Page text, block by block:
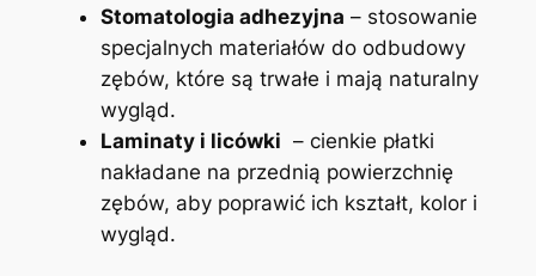
Stomatologia⁣ adhezyjna – stosowanie
specjalnych‌ materiałów⁢ do ⁤odbudowy
zębów, które są ‍trwałe i mają ​naturalny
wygląd.
Laminaty i licówki ​ – cienkie płatki
nakładane na ⁢przednią‍ powierzchnię
zębów, aby poprawić ich kształt, kolor i
wygląd.